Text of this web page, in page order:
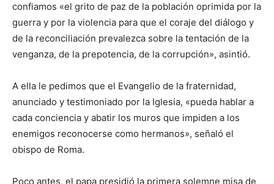
confiamos «el grito de paz de la población oprimida por la
guerra y por la violencia para que el coraje del diálogo y
de la reconciliación prevalezca sobre la tentación de la
venganza, de la prepotencia, de la corrupción», asintió.
A ella le pedimos que el Evangelio de la fraternidad,
anunciado y testimoniado por la Iglesia, «pueda hablar a
cada conciencia y abatir los muros que impiden a los
enemigos reconocerse como hermanos», señaló el
obispo de Roma.
Poco antes, el papa presidió la primera solemne misa de